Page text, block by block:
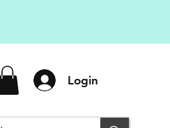
Login